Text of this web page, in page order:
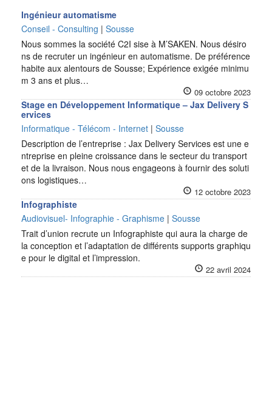
Ingénieur automatisme
Conseil - Consulting | Sousse
Nous sommes la société C2I sise à M’SAKEN. Nous désiro
ns de recruter un ingénieur en automatisme. De préférence
habite aux alentours de Sousse; Expérience exigée minimu
m 3 ans et plus…
09 octobre 2023
Stage en Développement Informatique – Jax Delivery S
ervices
Informatique - Télécom - Internet | Sousse
Description de l’entreprise : Jax Delivery Services est une e
ntreprise en pleine croissance dans le secteur du transport
et de la livraison. Nous nous engageons à fournir des soluti
ons logistiques…
12 octobre 2023
Infographiste
Audiovisuel- Infographie - Graphisme | Sousse
Trait d’union recrute un Infographiste qui aura la charge de
la conception et l’adaptation de différents supports graphiqu
e pour le digital et l’impression.
22 avril 2024